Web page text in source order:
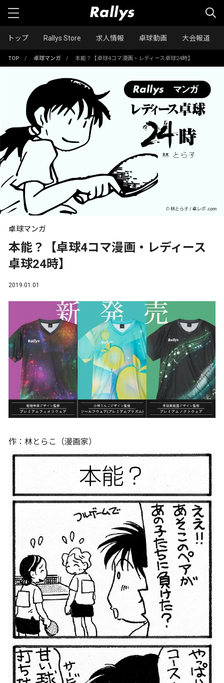
トップ Rallys Store 求人情報 卓球動画 大会報道
TOP / 卓球マンガ / 本能？【卓球4コマ漫画・レディース卓球24時】
卓球マンガ
本能？【卓球4コマ漫画・レディース
卓球24時】
2019.01.01
作：林とらこ（漫画家）